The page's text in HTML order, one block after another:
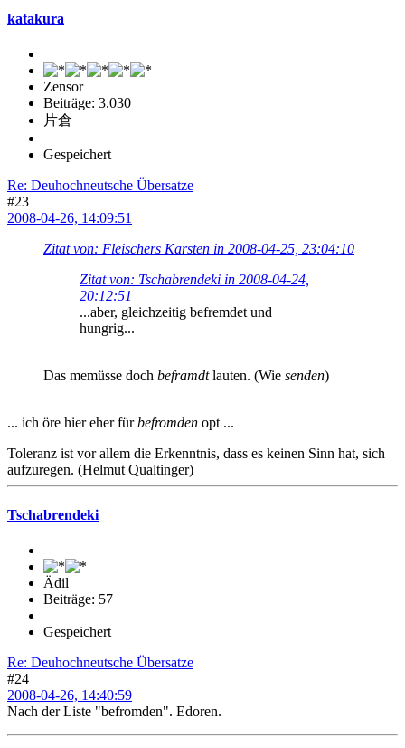
katakura
Zensor
Beiträge: 3.030
片倉
Gespeichert
Re: Deuhochneutsche Übersatze
#23
2008-04-26, 14:09:51
Zitat von: Fleischers Karsten in 2008-04-25, 23:04:10
Zitat von: Tschabrendeki in 2008-04-24,
20:12:51
...aber, gleichzeitig befremdet und
hungrig...
Das memüsse doch beframdtlauten. (Wie senden)
... ich öre hier eher fürbefromden opt ...
Toleranz ist vor allem die Erkenntnis, dass es keinen Sinn hat, sich
aufzuregen. (Helmut Qualtinger)
Tschabrendeki
Ädil
Beiträge: 57
Gespeichert
Re: Deuhochneutsche Übersatze
#24
2008-04-26, 14:40:59
Nach der Liste "befromden". Edoren.